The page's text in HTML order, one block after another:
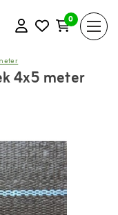
0
4x5 meter